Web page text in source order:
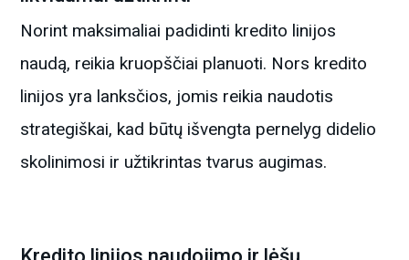
Norint maksimaliai padidinti kredito linijos
naudą, reikia kruopščiai planuoti. Nors kredito
linijos yra lanksčios, jomis reikia naudotis
strategiškai, kad būtų išvengta pernelyg didelio
skolinimosi ir užtikrintas tvarus augimas.